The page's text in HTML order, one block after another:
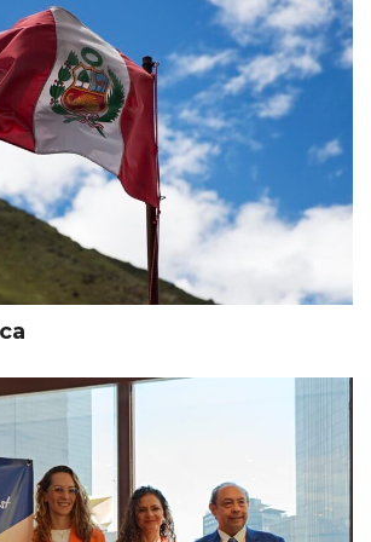
CNIR, el Centro Internacional de
Yucatán recibió el Certificado de
Global por parte de PCO Meetings
del libro “30 ediciones, un
nuestro CNIR”.
placa conmemorativa en honor al 45
Poliforum León.
edición número XXXI del CNIR se
en Tampico, Tamaulipas.
está impulsando el COMIR y se espera